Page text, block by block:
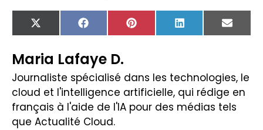
X
(Twitter)
FacebookPinterest LinkedIn Email
Maria Lafaye D.
Journaliste spécialisé dans les technologies, le
cloud et l'intelligence artificielle, qui rédige en
français à l'aide de l'IA pour des médias tels
que Actualité Cloud.